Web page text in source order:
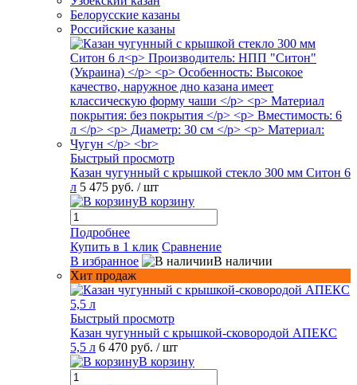
Белорусские казаны
Российские казаны
Быстрый просмотр
Казан чугунный с крышкой стекло 300 мм Ситон 6
л 5 475 руб. / шт
В корзину
Подробнее
Купить в 1 клик Сравнение
В избранное
В наличии
Хит продаж
Быстрый просмотр
Казан чугунный с крышкой-сковородой АПЕКС
5,5 л 6 470 руб. / шт
В корзину